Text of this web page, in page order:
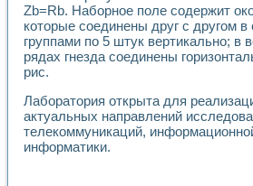
Zb=Rb. Наборное поле содержит
которые соединены друг с другом в
группами по 5 штук вертикально; в
рядах гнезда соединены
рис.
Лаборатория открыта для
актуальных направлений
телекоммуникаций,
информатики.